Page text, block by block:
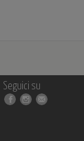
Seguici su